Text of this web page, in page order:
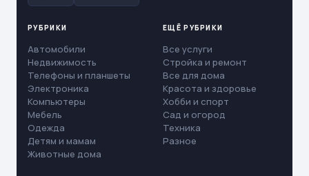
РУБРИКИ
Автомобили
Недвижимость
Телефоны и планшеты
Электроника
Компьютеры
Мебель
Одежда
Детям и мамам
Животные дома
ЕЩЁ РУБРИКИ
Все услуги
Стройка и ремонт
Все для дома
Красота и здоровье
Хобби и спорт
Сад и огород
Техника
Разное